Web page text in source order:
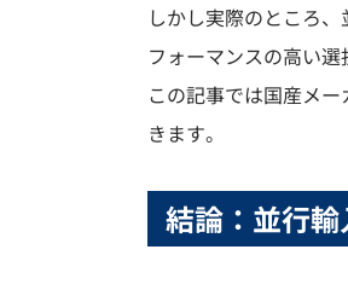
しかし実際のところ
フォーマンスの高い選
この記事では国産メ
きます。
結論：並行